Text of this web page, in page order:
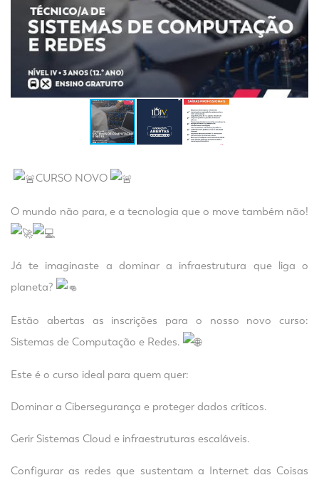
CURSO NOVO
O mundo não para, e a tecnologia que o move também não!
Já te imaginaste a dominar a infraestrutura que liga o
planeta?
Estão abertas as inscrições para o nosso novo curso:
Sistemas de Computação e Redes.
Este é o curso ideal para quem quer:
Dominar a Cibersegurança e proteger dados críticos.
Gerir Sistemas Cloud e infraestruturas escaláveis.
Configurar as redes que sustentam a Internet das Coisas